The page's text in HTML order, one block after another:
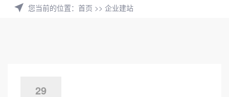
您当前的位置： 首页 >> 企业建站
29